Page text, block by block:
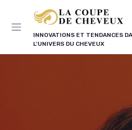
INNOVATIONS ET TENDANCES
L'UNIVERS DU CHEVEUX